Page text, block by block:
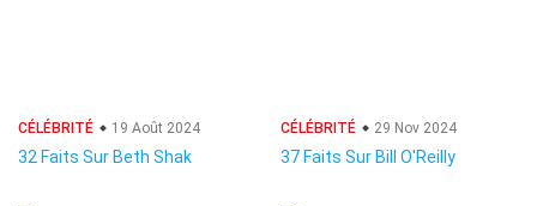
CÉLÉBRITÉ 19 Août 2024
32 Faits Sur Beth Shak
CÉLÉBRITÉ 29 Nov 2024
37 Faits Sur Bill O'Reilly